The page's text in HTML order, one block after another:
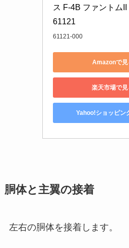
ス F-4B ファントム
61121
61121-000
Amazonで見
楽天市場で見
Yahoo!ショッピン
胴体と主翼の接着
左右の胴体を接着します。